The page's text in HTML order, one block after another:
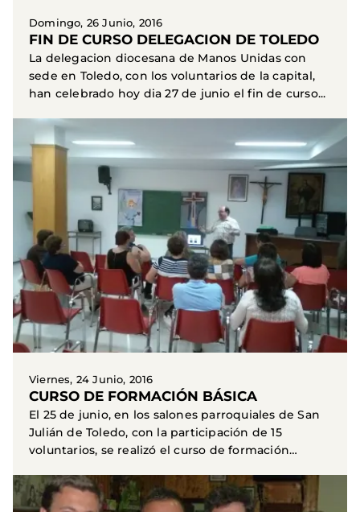
Domingo, 26 Junio, 2016
FIN DE CURSO DELEGACION DE TOLEDO
La delegacion diocesana de Manos Unidas con
sede en Toledo, con los voluntarios de la capital,
han celebrado hoy dia 27 de junio el fin de curso...
Viernes, 24 Junio, 2016
CURSO DE FORMACIÓN BÁSICA
El 25 de junio, en los salones parroquiales de San
Julián de Toledo, con la participación de 15
voluntarios, se realizó el curso de formación